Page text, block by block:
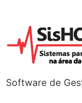
Software de